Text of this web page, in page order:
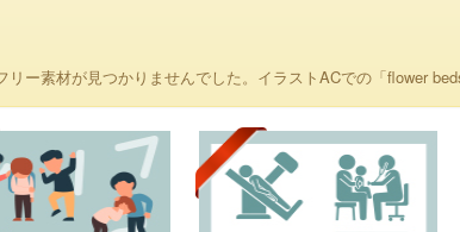
ー素材が見つかりませんでした。イラストACでの「flower